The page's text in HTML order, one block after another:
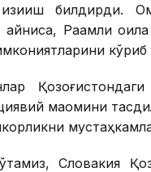
билдирди.
айниқса, Рақамли
кўриб
Қозоғистондаги
мақомини
Словакия